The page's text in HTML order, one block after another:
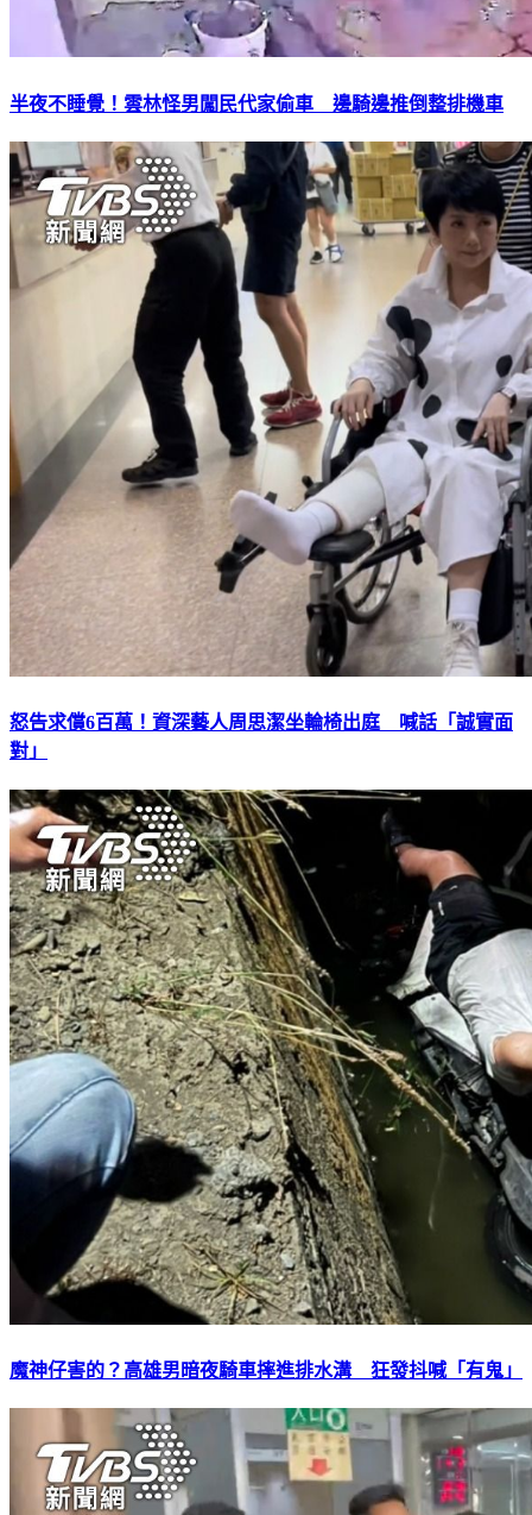
半夜不睡覺！雲林怪男闖民代家偷車 邊騎邊推倒整排機車
怒告求償6百萬！資深藝人周思潔坐輪椅出庭 喊話「誠實面
對」
魔神仔害的？高雄男暗夜騎車摔進排水溝 狂發抖喊「有鬼」